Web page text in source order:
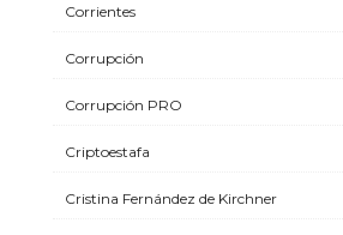
Corrientes
Corrupción
Corrupción PRO
Criptoestafa
Cristina Fernández de Kirchner